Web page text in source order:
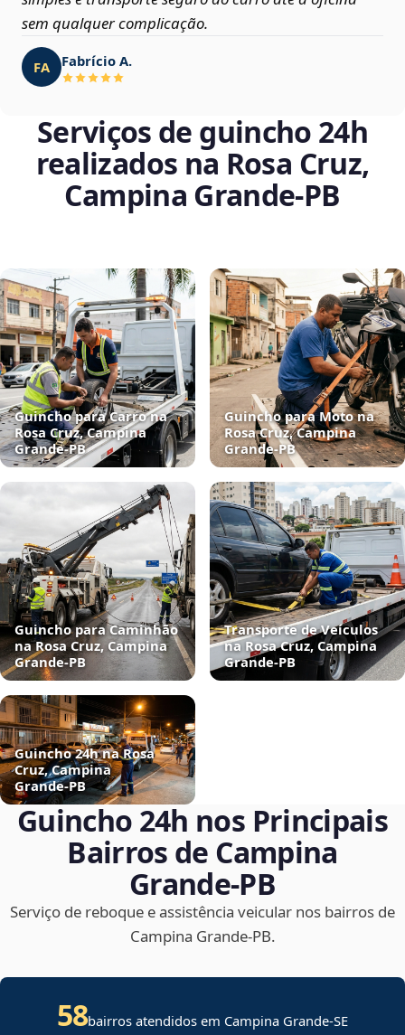
sem qualquer complicação.
FA Fabrício A.
Serviços de guincho 24h
realizados na Rosa Cruz,
Campina Grande‑PB
Guincho para Carro na
Rosa Cruz, Campina
Grande‑PB
Guincho para Moto na
Rosa Cruz, Campina
Grande‑PB
Guincho para Caminhão
na Rosa Cruz, Campina
Grande‑PB
Transporte de Veículos
na Rosa Cruz, Campina
Grande‑PB
Guincho 24h na Rosa
Cruz, Campina
Grande‑PB
Guincho 24h nos Principais
Bairros de Campina
Grande‑PB
Serviço de reboque e assistência veicular nos bairros de
Campina Grande‑PB.
58bairros atendidos em Campina Grande-SE